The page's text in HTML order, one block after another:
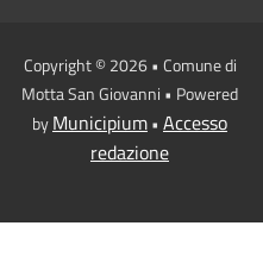
Copyright © 2026 • Comune di
Motta San Giovanni • Powered
byMunicipium• Accesso
redazione